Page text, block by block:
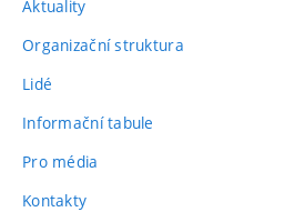
Aktuality
Organizační struktura
Lidé
Informační tabule
Pro média
Kontakty